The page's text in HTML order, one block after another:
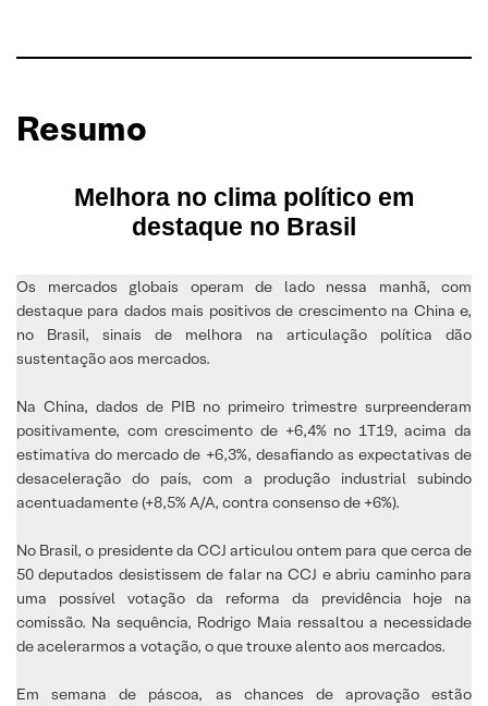
Resumo
Melhora no clima político em
destaque no Brasil
Os mercados globais operam de lado nessa manhã, com
destaque para dados mais positivos de crescimento na China e,
no Brasil, sinais de melhora na articulação política dão
sustentação aos mercados.
Na China, dados de PIB no primeiro trimestre surpreenderam
positivamente, com crescimento de +6,4% no 1T19, acima da
estimativa do mercado de +6,3%, desafiando as expectativas de
desaceleração do país, com a produção industrial subindo
acentuadamente (+8,5% A/A, contra consenso de +6%).
No Brasil, o presidente da CCJ articulou ontem para que cerca de
50 deputados desistissem de falar na CCJ e abriu caminho para
uma possível votação da reforma da previdência hoje na
comissão. Na sequência, Rodrigo Maia ressaltou a necessidade
de acelerarmos a votação, o que trouxe alento aos mercados.
Em semana de páscoa, as chances de aprovação estão